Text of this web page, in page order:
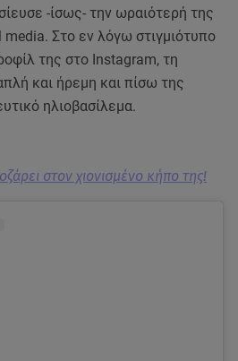
-ίσως- την ωραιότερή της
Στο εν λόγω στιγμιότυπο
της στο Instagram, τη
και ήρεμη και πίσω της
ηλιοβασίλεμα.
στον χιονισμένο κήπο της!